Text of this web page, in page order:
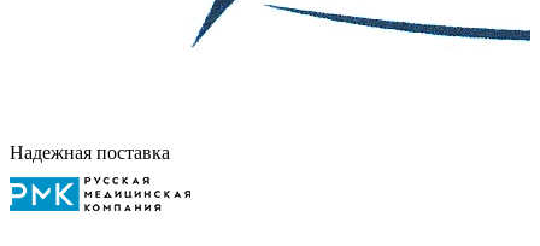
Надежная поставка